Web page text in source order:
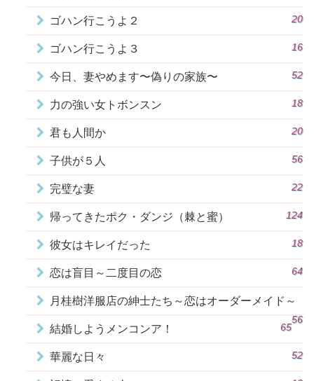
ゴハン行こうよ２ 20
ゴハン行こうよ３ 16
今日、妻やめます〜偽りの家族〜 52
力の強い女トボンスン 18
君も人間か 20
子供が５人 56
完璧な妻 22
帰ってきたポク・ダンジ（棘と蜜） 124
彼女はキレイだった 18
恋は盲目～二度目の恋 64
月桂樹洋服店の紳士たち～恋はオーダーメイド～
56
結婚しようメンコンア！ 65
華麗な日々 52